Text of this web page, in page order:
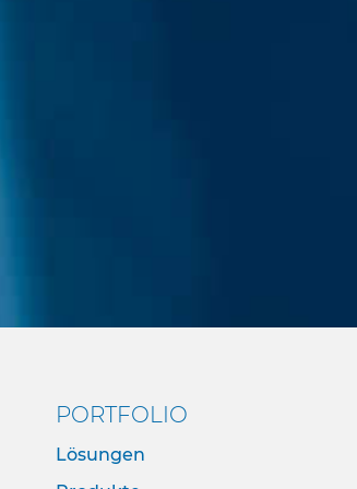
PORTFOLIO
Lösungen